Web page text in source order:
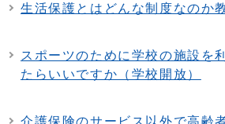
生活保護とはどんな制度なのか
スポーツのために学校の施設を
たらいいですか（学校開放）
介護保険のサービス以外で高齢